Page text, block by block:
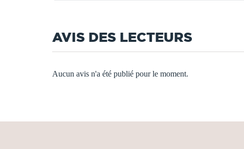
AVIS DES LECTEURS
Aucun avis n'a été publié pour le moment.